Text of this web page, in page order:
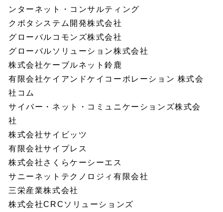
ンターネット・コンサルティング
クボタシステム開発株式会社
グローバルコモンズ株式会社
グローバルソリューション株式会社
株式会社ケーブルネット鈴鹿
有限会社ケイアンドケイコーポレーション 株式会
社コム
サイバー・ネット・コミュニケーションズ株式会
社
株式会社サイビッツ
有限会社サイプレス
株式会社さくらケーシーエス
サニーネットテクノロジィ有限会社
三栄産業株式会社
株式会社CRCソリューションズ